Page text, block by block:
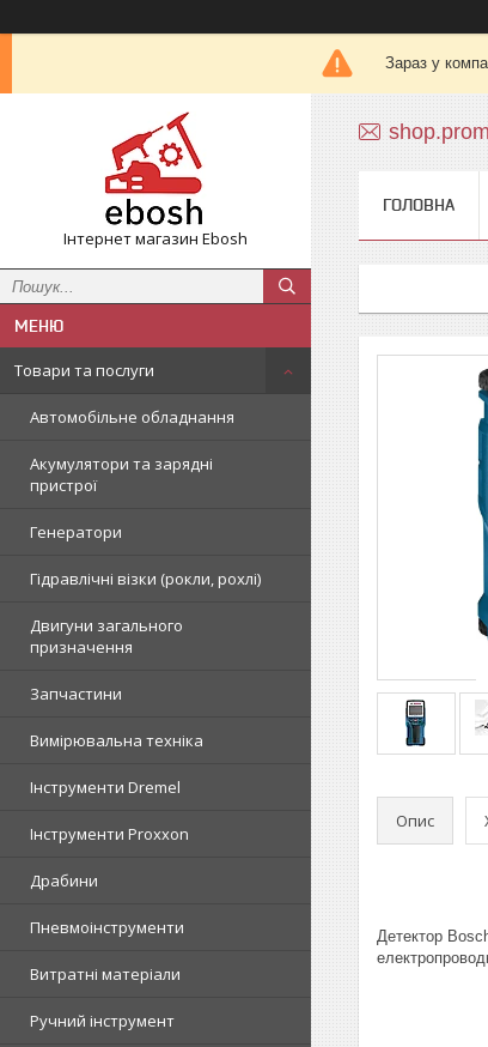
Зараз у
Інтернет магазин Ebosh
Товари та послуги
Автомобільне обладнання
Акумулятори та зарядні
пристрої
Генератори
Гідравлічні візки (рокли, рохлі)
Двигуни загального
призначення
Запчастини
Вимірювальна техніка
Інструменти Dremel
Інструменти Proxxon
Драбини
Пневмоінструменти
Витратні матеріали
Ручний інструмент
ГОЛОВНА
Опис
Детектор